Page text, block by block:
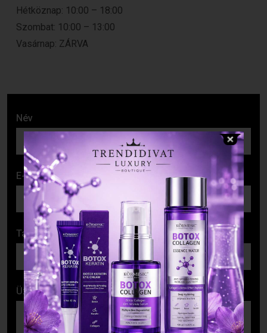
Név
E-mail cím
Tárgy
Üzenet
Hétköznap: 10:00 – 18:00
Szombat: 10:00 – 13:00
Vasárnap: ZÁRVA